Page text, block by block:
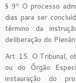
§ 9º O processo
dias para ser
término da
deliberação do
Art. 15. O Tribunal,
ou do Órgão
instauração do